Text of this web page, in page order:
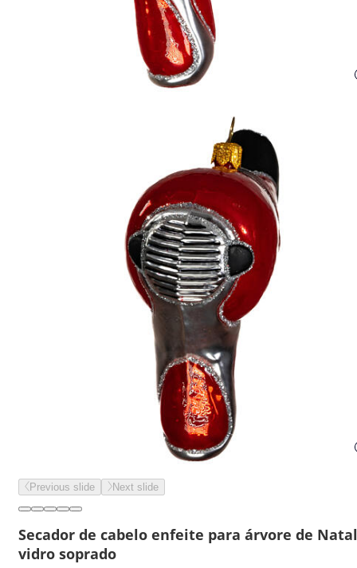
Previous slide Next slide
Secador de cabelo enfeite para árvore de Natal
vidro soprado